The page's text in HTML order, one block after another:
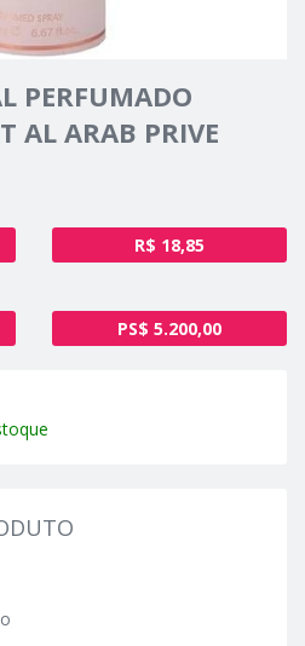
PERFUMADO
AL ARAB PRIVE
R$ 18,85
PS$ 5.200,00